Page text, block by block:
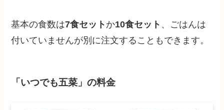
基本の食数は7食セット か10食セット 、ごはんは
付いていませんが別に注文することもできます。
「いつでも五菜」の料金